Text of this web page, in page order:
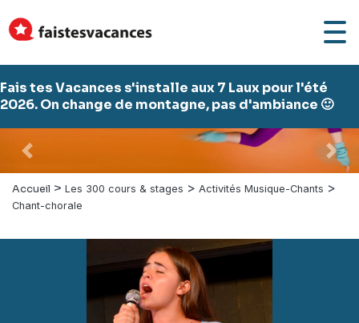
Fais tes Vacances s'installe aux 7 Laux pour l'été
2026. On change de montagne, pas d'ambiance 🙂
Précédent
Accueil > Les 300 cours & stages > Activités Musique-Chants >
Chant-chorale